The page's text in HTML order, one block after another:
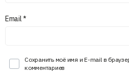
Email*
Сохранить моё имя и E-mail в
комментариев